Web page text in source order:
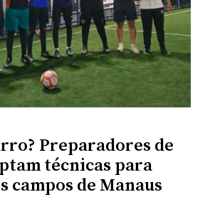
Preparadores de
técnicas para
campos de Manaus